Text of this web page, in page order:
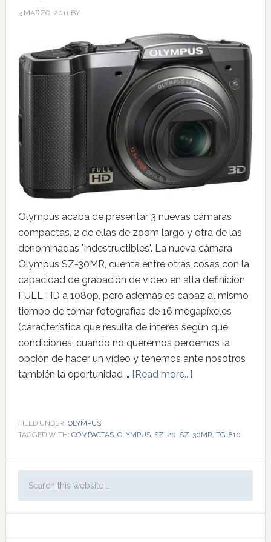
3 MARZO, 2011BY
Olympus acaba de presentar 3 nuevas cámaras
compactas, 2 de ellas de zoom largo y otra de las
denominadas "indestructibles". La nueva cámara
Olympus SZ-30MR, cuenta entre otras cosas con la
capacidad de grabación de video en alta definición
FULL HD a 1080p, pero además es capaz al mismo
tiempo de tomar fotografías de 16 megapíxeles
(característica que resulta de interés según qué
condiciones, cuando no queremos perdernos la
opción de hacer un vídeo y tenemos ante nosotros
también la oportunidad … [Read more...]
FILED UNDER: OLYMPUS
TAGGED WITH: COMPACTAS, OLYMPUS, SZ-20 SZ-30MR TG-810